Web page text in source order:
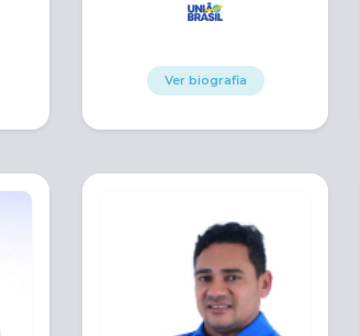
Ver biografia